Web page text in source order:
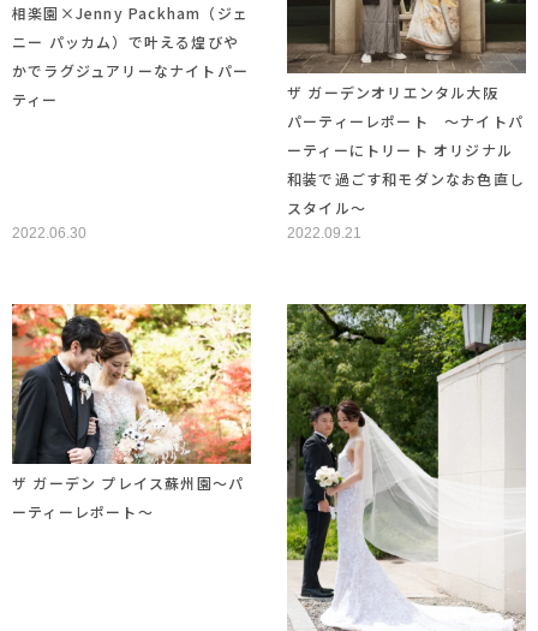
相楽園×Jenny Packham（ジェ
ニー パッカム）で叶える煌びや
かでラグジュアリーなナイトパー
ティー
2022.06.30
ザ ガーデンオリエンタル大阪
パーティーレポート ～ナイトパ
ーティーにトリート オリジナル
和装で過ごす和モダンなお色直し
スタイル～
2022.09.21
ザ ガーデン プレイス蘇州園～パ
ーティーレポート～